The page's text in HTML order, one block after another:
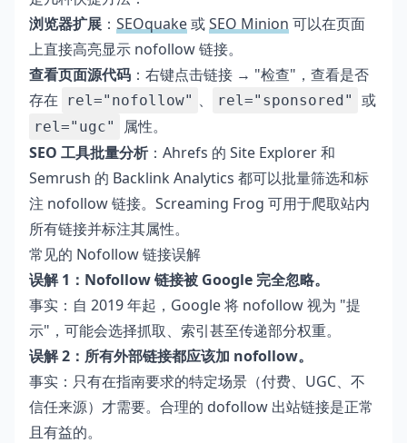
浏览器扩展 ： SEOquake或SEO Minion 可以在页面
上直接高亮显示 nofollow 链接。
查看页面源代码 ：右键点击链接 → "检查"，查看是否
存在
rel="nofollow" 、 rel="sponsored" 或
rel="ugc"
属性。
SEO 工具批量分析：Ahrefs 的 Site Explorer 和
Semrush 的 Backlink Analytics 都可以批量筛选和标
注 nofollow 链接。Screaming Frog 可用于爬取站内
所有链接并标注其属性。
常见的 Nofollow 链接误解
误解 1：Nofollow 链接被 Google 完全忽略。
事实：自 2019 年起，Google 将 nofollow 视为 "提
示"，可能会选择抓取、索引甚至传递部分权重。
误解 2：所有外部链接都应该加 nofollow。
事实：只有在指南要求的特定场景（付费、UGC、不
信任来源）才需要。合理的 dofollow 出站链接是正常
且有益的。